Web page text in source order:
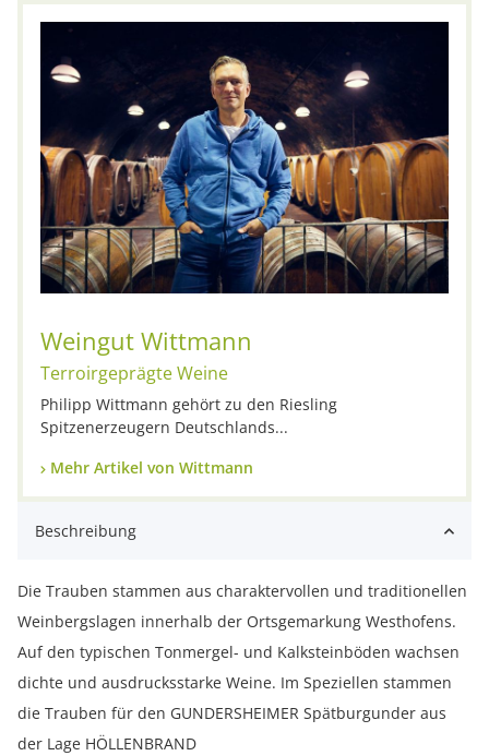
Weingut Wittmann
Terroirgeprägte Weine
Philipp Wittmann gehört zu den Riesling
Spitzenerzeugern Deutschlands...
Mehr Artikel von Wittmann
Beschreibung
Die Trauben stammen aus charaktervollen und traditionellen
Weinbergslagen innerhalb der Ortsgemarkung Westhofens.
Auf den typischen Tonmergel- und Kalksteinböden wachsen
dichte und ausdrucksstarke Weine. Im Speziellen stammen
die Trauben für den GUNDERSHEIMER Spätburgunder aus
der Lage HÖLLENBRAND